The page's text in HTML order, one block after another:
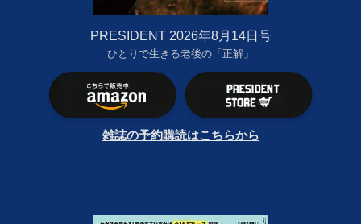
PRESIDENT 2026年8月14日号
ひとりで生きる老後の「正解」
雑誌の予約購読はこちらから